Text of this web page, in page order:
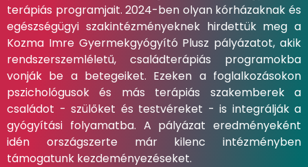
terápiás programjait. 2024-ben olyan kórházaknak és
egészségügyi szakintézményeknek hirdettük meg a
Kozma Imre Gyermekgyógyító Plusz pályázatot, akik
rendszerszemléletű, családterápiás programokba
vonják be a betegeiket. Ezeken a foglalkozásokon
pszichológusok és más terápiás szakemberek a
családot - szülőket és testvéreket - is integrálják a
gyógyítási folyamatba. A pályázat eredményeként
idén országszerte már kilenc intézményben
támogatunk kezdeményezéseket.